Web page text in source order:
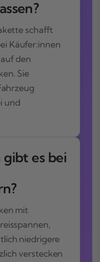
schafft
Käufer:innen
den
Sie
und
gibt es bei
mit
niedrigere
verstecken